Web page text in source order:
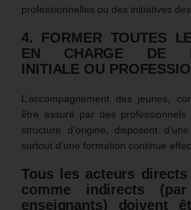
professionnelles ou des initiatives
4. FORMER TOUTES
EN CHARGE DE
INITIALE OU
L’accompagnement des jeunes,
être assuré par des
structure d’origine, disposent
surtout d’une formation continue
Tous les acteurs directs
comme indirects
enseignants) doivent